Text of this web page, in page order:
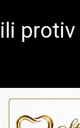
protiv